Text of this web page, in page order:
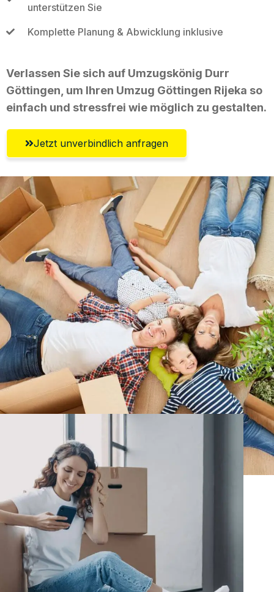
unterstützen Sie
Komplette Planung & Abwicklung inklusive
Verlassen Sie sich auf Umzugskönig Durr
Göttingen, um Ihren Umzug Göttingen Rijeka so
einfach und stressfrei wie möglich zu gestalten.
Jetzt unverbindlich anfragen